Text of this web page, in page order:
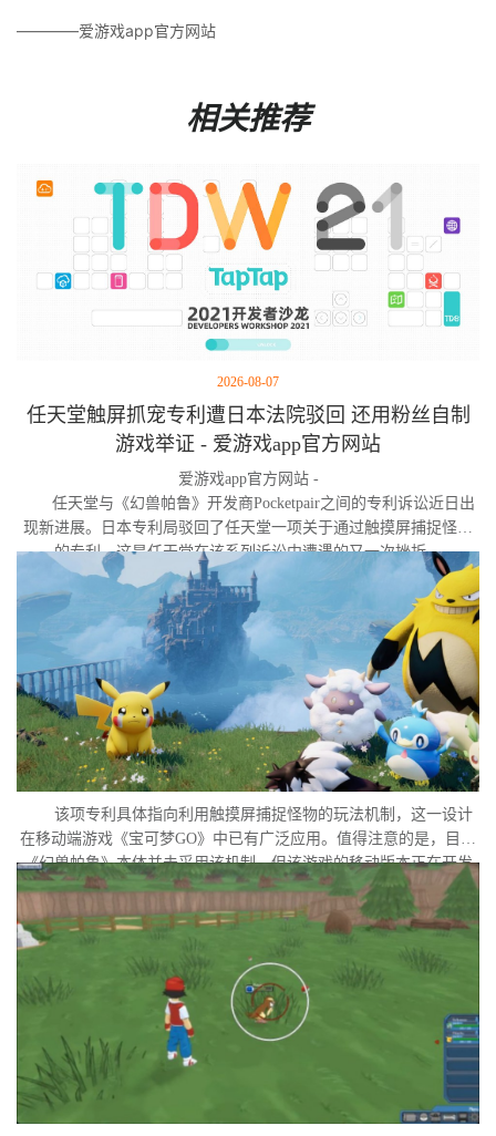
————爱游戏app官方网站
相关推荐
2026-08-07
任天堂触屏抓宠专利遭日本法院驳回 还用粉丝自制
游戏举证 - 爱游戏app官方网站
爱游戏app官方网站 -
任天堂与《幻兽帕鲁》开发商Pocketpair之间的专利诉讼近日出
现新进展。日本专利局驳回了任天堂一项关于通过触摸屏捕捉怪物
的专利，这是任天堂在该系列诉讼中遭遇的又一次挫折。
该项专利具体指向利用触摸屏捕捉怪物的玩法机制，这一设计
在移动端游戏《宝可梦GO》中已有广泛应用。值得注意的是，目前
《幻兽帕鲁》本体并未采用该机制，但该游戏的移动版本正在开发
中。外界普遍认为，这很可能是任天堂在当前时间点针对此项专利
发起诉讼的直接原因。